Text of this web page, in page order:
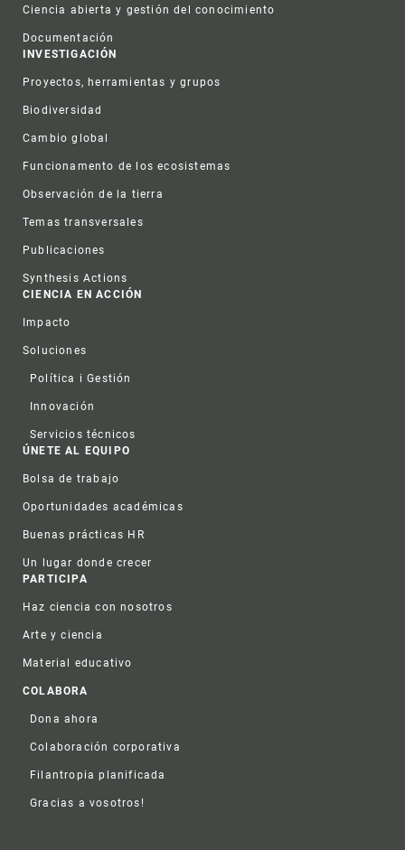
Ciencia abierta y gestión del conocimiento
Documentación
INVESTIGACIÓN
Proyectos, herramientas y grupos
Biodiversidad
Cambio global
Funcionamento de los ecosistemas
Observación de la tierra
Temas transversales
Publicaciones
Synthesis Actions
CIENCIA EN ACCIÓN
Impacto
Soluciones
Política i Gestión
Innovación
Servicios técnicos
ÚNETE AL EQUIPO
Bolsa de trabajo
Oportunidades académicas
Buenas prácticas HR
Un lugar donde crecer
PARTICIPA
Haz ciencia con nosotros
Arte y ciencia
Material educativo
COLABORA
Dona ahora
Colaboración corporativa
Filantropia planificada
Gracias a vosotros!